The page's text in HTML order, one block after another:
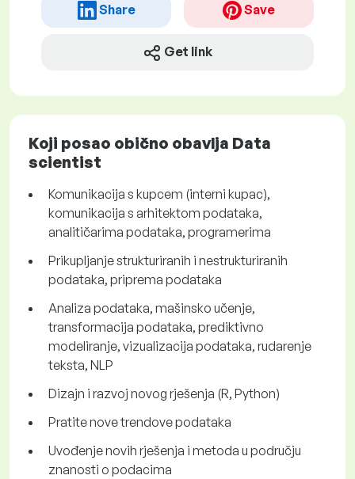
Share Save
Get link
Koji posao obično obavlja Data
scientist
Komunikacija s kupcem (interni kupac),
komunikacija s arhitektom podataka,
analitičarima podataka, programerima
Prikupljanje strukturiranih i nestrukturiranih
podataka, priprema podataka
Analiza podataka, mašinsko učenje,
transformacija podataka, prediktivno
modeliranje, vizualizacija podataka, rudarenje
teksta, NLP
Dizajn i razvoj novog rješenja (R, Python)
Pratite nove trendove podataka
Uvođenje novih rješenja i metoda u području
znanosti o podacima